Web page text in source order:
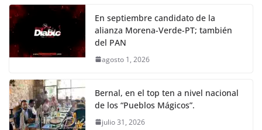
En septiembre candidato de la
alianza Morena-Verde-PT; también
del PAN
agosto 1, 2026
Bernal, en el top ten a nivel nacional
de los “Pueblos Mágicos”.
julio 31, 2026